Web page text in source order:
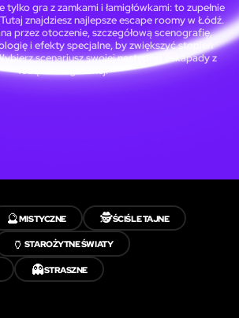
gra z zamkami i łamigłówkami: to zupełnie
znajdziesz najlepsze escape roomy w Łódź.
przez otoczenie, szczegółową scenografię,
i efekty specjalne, by zwiększyć stopień
scenariusz swojej następnej eskapady z
Tobą w roli głównej!
🔮MISTYCZNE 🕵️ŚCIŚLE TAJNE
🏺 STAROŻYTNE ŚWIATY
👻STRASZNE